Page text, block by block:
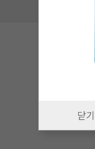
닫기